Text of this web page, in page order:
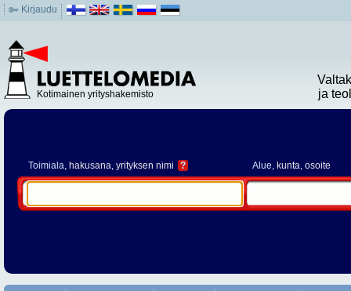
Kirjaudu
Kotimainen yrityshakemisto
ja
Toimiala, hakusana, yrityksen nimi ? Alue, kunta, osoite